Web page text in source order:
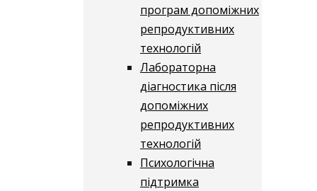
програм допоміжних
репродуктивних
технологій
​​Лабораторна
діагностика після
допоміжних
репродуктивних
технологій
​​Психологічна
підтримка